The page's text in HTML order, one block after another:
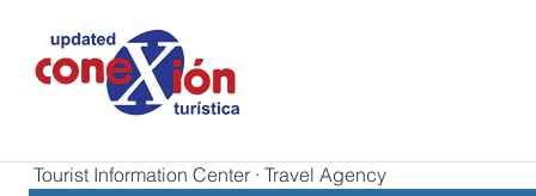
Tourist Information Center · Travel Agency